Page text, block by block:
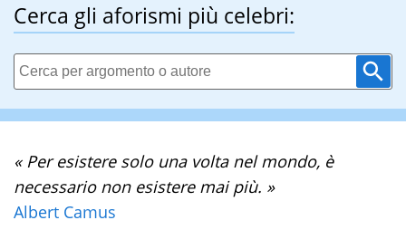
Cerca gli aforismi più celebri:
« Per esistere solo una volta nel mondo, è
necessario non esistere mai più. »
Albert Camus